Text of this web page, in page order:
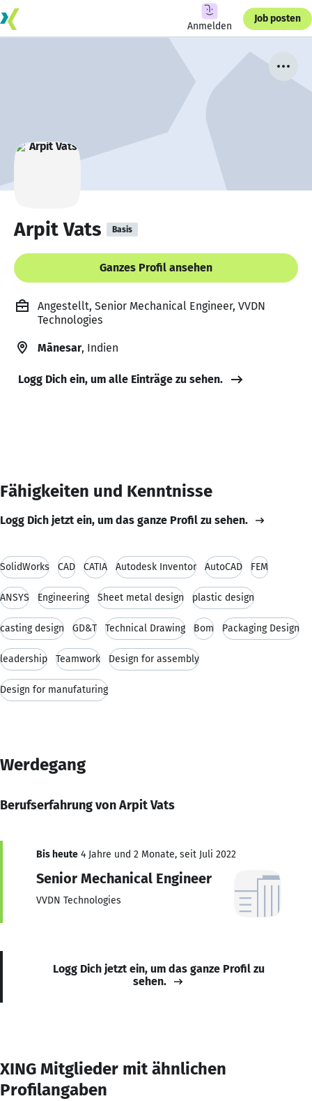
Anmelden
Job posten
Arpit Vats Basis
Ganzes Profil ansehen
Angestellt, Senior Mechanical Engineer, VVDN
Technologies
Mānesar, Indien
Logg Dich ein, um alle Einträge zu sehen.
Fähigkeiten und Kenntnisse
Logg Dich jetzt ein, um das ganze Profil zu sehen.
SolidWorks CAD CATIA Autodesk Inventor AutoCAD FEM
ANSYS Engineering Sheet metal design plastic design
casting design GD&T Technical Drawing Bom Packaging Design
leadership Teamwork Design for assembly
Design for manufaturing
Werdegang
Berufserfahrung von Arpit Vats
Bis heute 4 Jahre und 2 Monate, seit Juli 2022
Senior Mechanical Engineer
VVDN Technologies
Logg Dich jetzt ein, um das ganze Profil zu
sehen.
XING Mitglieder mit ähnlichen
Profilangaben